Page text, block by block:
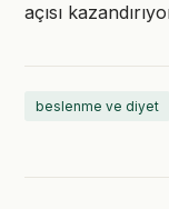
açısı
beslenme ve diyet